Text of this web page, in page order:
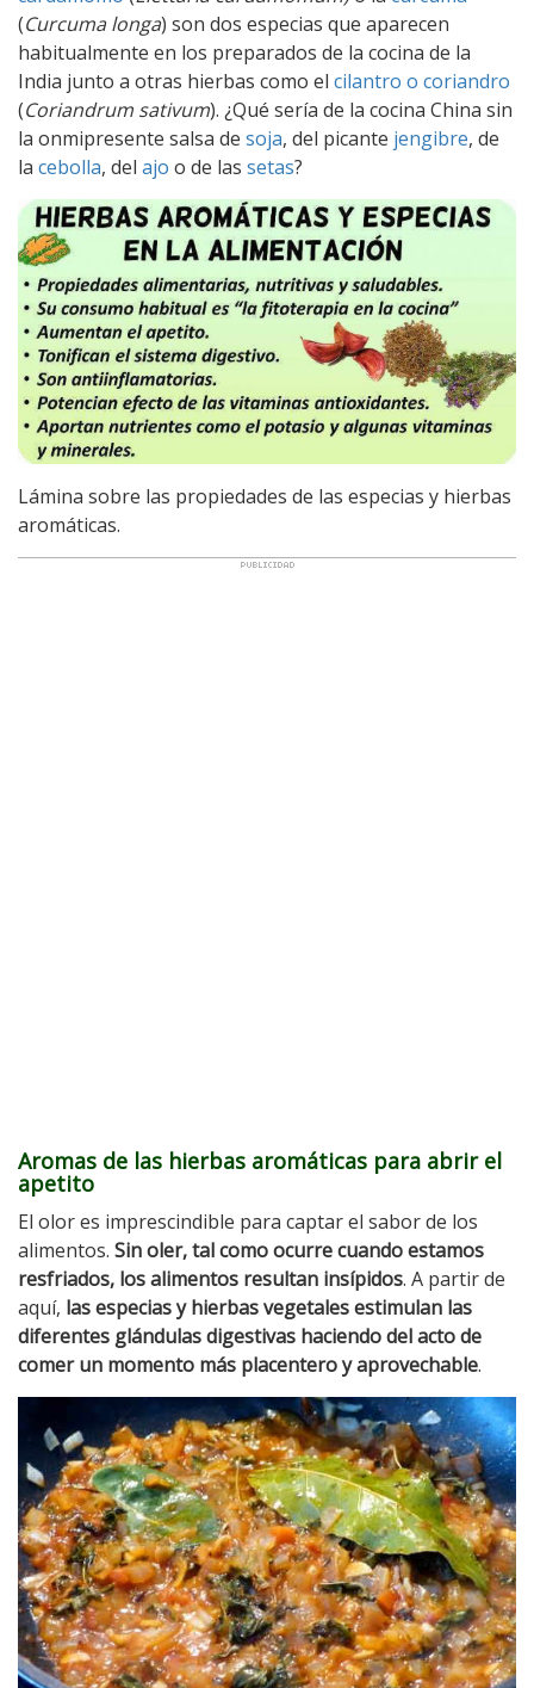
(Curcuma longa) son dos especias que aparecen
habitualmente en los preparados de la cocina de la
India junto a otras hierbas como el cilantro o coriandro
(Coriandrum sativum). ¿Qué sería de la cocina China sin
la onmipresente salsa de soja, del picante jengibre, de
la cebolla, del ajo o de las setas?
Lámina sobre las propiedades de las especias y hierbas
aromáticas.
Aromas de las hierbas aromáticas para abrir el
apetito
El olor es imprescindible para captar el sabor de los
alimentos. Sin oler, tal como ocurre cuando estamos
resfriados, los alimentos resultan insípidos. A partir de
aquí, las especias y hierbas vegetales estimulan las
diferentes glándulas digestivas haciendo del acto de
comer un momento más placentero y aprovechable.